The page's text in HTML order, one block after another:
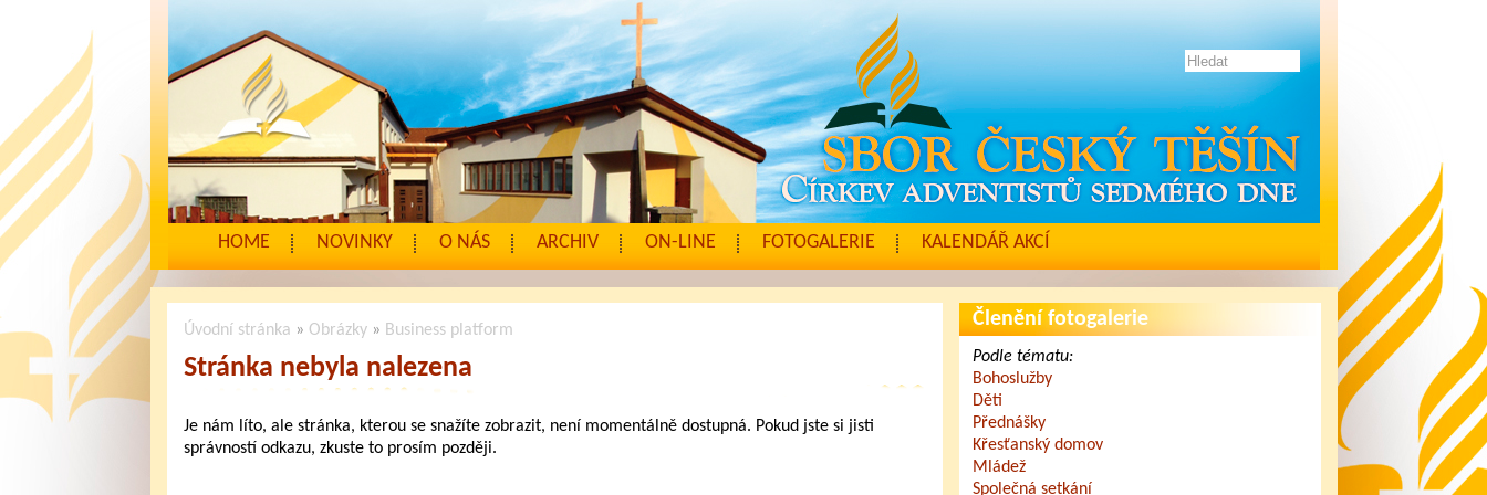
HOME NOVINKY O NÁS ARCHIV ON-LINE FOTOGALERIE KALENDÁŘ AKCÍ
Úvodní stránka » Obrázky» Business platform
Stránka nebyla nalezena
Je nám líto, ale stránka, kterou se snažíte zobrazit, není momentálně dostupná. Pokud jste si jisti
správností odkazu, zkuste to prosím později.
Členění fotogalerie
Podle tématu:
Bohoslužby
Děti
Přednášky
Křesťanský domov
Mládež
Společná setkání